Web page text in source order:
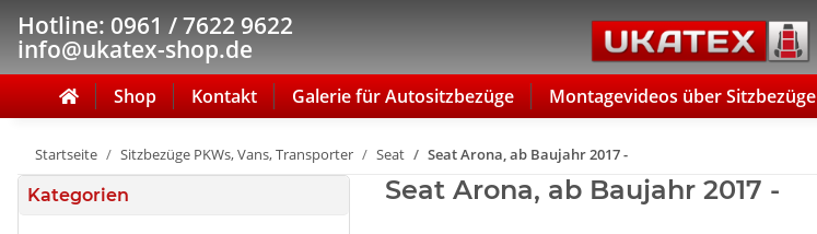
Hotline: 0961 / 7622 9622
info@ukatex-shop.de
Shop Kontakt Galerie für Autositzbezüge Montagevideos über Sitzbezüge
Startseite Sitzbezüge PKWs, Vans, Transporter Seat Seat Arona, ab Baujahr 2017 -
Seat Arona, ab Baujahr 2017 -
Kategorien